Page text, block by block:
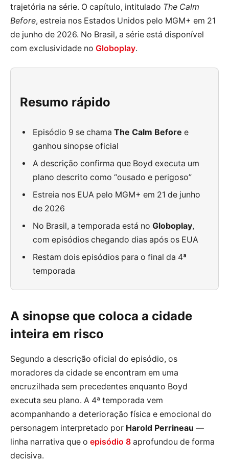
trajetória na série. O capítulo, intitulado The Calm
Before, estreia nos Estados Unidos pelo MGM+ em 21
de junho de 2026. No Brasil, a série está disponível
com exclusividade no Globoplay.
Resumo rápido
Episódio 9 se chamaThe Calm Before e
ganhou sinopse oficial
A descrição confirma que Boyd executa um
plano descrito como “ousado e perigoso”
Estreia nos EUA pelo MGM+ em 21 de junho
de 2026
No Brasil, a temporada está noGloboplay,
com episódios chegando dias após os EUA
Restam dois episódios para o final da 4ª
temporada
A sinopse que coloca a cidade
inteira em risco
Segundo a descrição oficial do episódio, os
moradores da cidade se encontram em uma
encruzilhada sem precedentes enquanto Boyd
executa seu plano. A 4ª temporada vem
acompanhando a deterioração física e emocional do
personagem interpretado por Harold Perrineau —
linha narrativa que o episódio 8 aprofundou de forma
decisiva.